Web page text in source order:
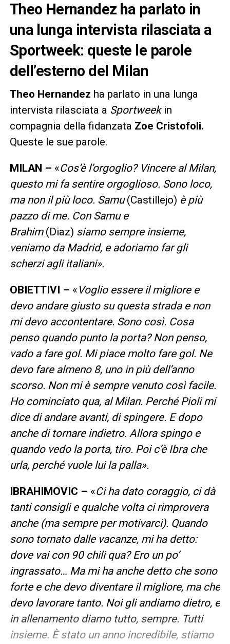
Theo Hernandez ha parlato in
una lunga intervista rilasciata a
Sportweek: queste le parole
dell’esterno del Milan
Theo Hernandez ha parlato in una lunga
intervista rilasciata a Sportweekin
compagnia della fidanzata Zoe Cristofoli.
Queste le sue parole.
MILAN – «Cos’è l’orgoglio? Vincere al Milan,
questo mi fa sentire orgoglioso. Sono loco,
ma non il più loco. Samu(Castillejo) è più
pazzo di me. Con Samu e
Brahim (Diaz) siamo sempre insieme,
veniamo da Madrid, e adoriamo far gli
scherzi agli italiani».
OBIETTIVI – « Voglio essere il migliore e
devo andare giusto su questa strada e non
mi devo accontentare. Sono così. Cosa
penso quando punto la porta? Non penso,
vado a fare gol. Mi piace molto fare gol. Ne
devo fare almeno 8, uno in più dell’anno
scorso. Non mi è sempre venuto così facile.
Ho cominciato qua, al Milan. Perché Pioli mi
dice di andare avanti, di spingere. E dopo
anche di tornare indietro. Allora spingo e
quando vedo la porta, tiro. Poi c’è Ibra che
urla, perché vuole lui la palla».
IBRAHIMOVIC – «Ci ha dato coraggio, ci dà
tanti consigli e qualche volta ci rimprovera
anche (ma sempre per motivarci). Quando
sono tornato dalle vacanze, mi ha detto:
dove vai con 90 chili qua? Ero un po’
ingrassato… Ma mi ha anche detto che sono
forte e che devo diventare il migliore, ma che
devo lavorare tanto. Noi gli andiamo dietro, e
in allenamento diamo tutto, sempre. Tutti
insieme. È stato un anno incredibile, stiamo